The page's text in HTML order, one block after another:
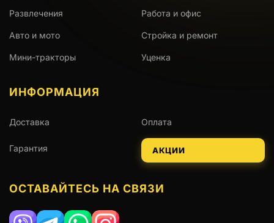
Развлечения Работа и офис
Авто и мото Стройка и ремонт
Мини-тракторы Уценка
ИНФОРМАЦИЯ
Доставка Оплата
Гарантия АКЦИИ
ОСТАВАЙТЕСЬ НА СВЯЗИ